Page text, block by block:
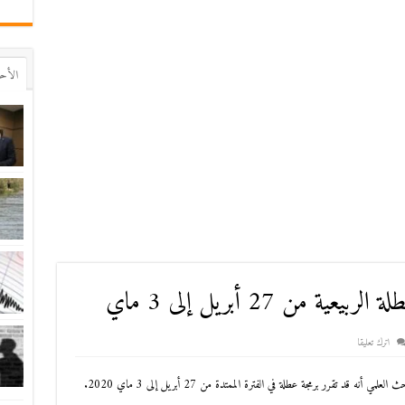
27 أبريل إلى 3 ماي
اترك تعليقا
قد تقرر برمجة عطلة في الفترة الممتدة من 27 أبريل إلى 3 ماي 2020.